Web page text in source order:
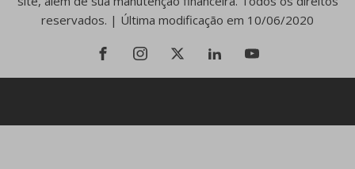
reservados. | Última modificação em 10/06/2020